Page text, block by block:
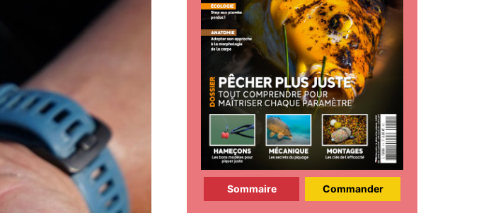
Sommaire Commander